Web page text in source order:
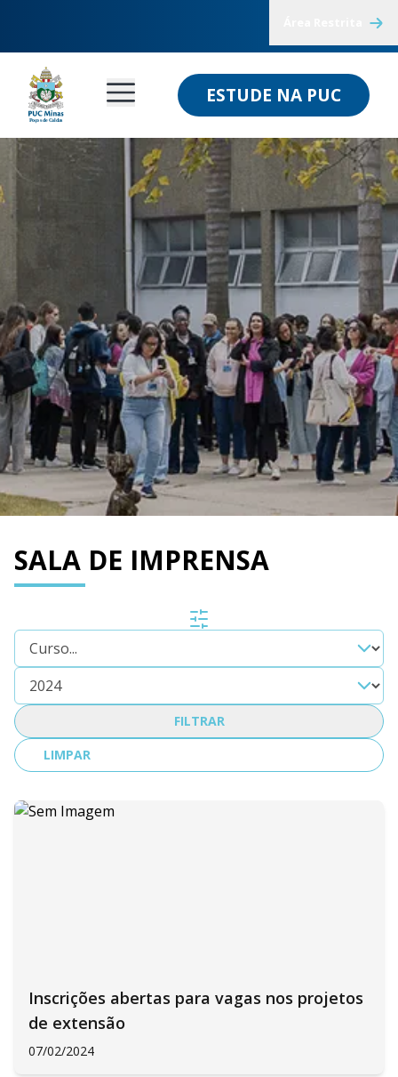
ESTUDE NA PUC
SALA DE IMPRENSA
FILTRAR
LIMPAR
Inscrições abertas para vagas nos projetos
de extensão
07/02/2024